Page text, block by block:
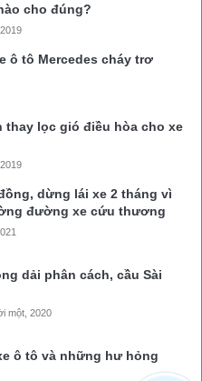
cho đúng?
ô tô Mercedes cháy trơ
thay lọc gió điều hòa cho xe
dừng lái xe 2 tháng vì
đường xe cứu thương
dải phân cách, cầu Sài
một, 2020
ô tô và những hư hỏng